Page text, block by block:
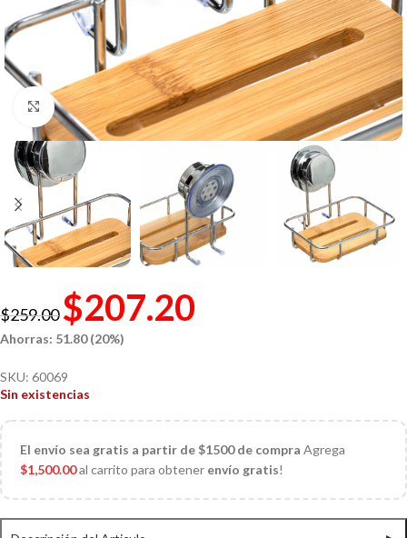
Click to enlarge
$259.00 $207.20
Ahorras: 51.80 (20%)
SKU: 60069
Sin existencias
El envío sea gratis a partir de $1500 de compra Agrega
$1,500.00al carrito para obtener envío gratis!